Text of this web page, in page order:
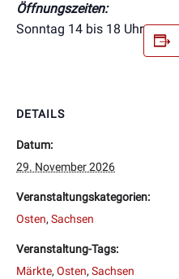
Öffnungszeiten:
Sonntag 14 bis 18 Uhr
DETAILS
Datum:
29. November 2026
Veranstaltungskategorien:
Osten, Sachsen
Veranstaltung-Tags:
Märkte, Osten, Sachsen